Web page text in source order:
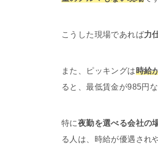
こうした現場であれば力
また、ピッキングは時給
ると、最低賃金が985円
特に夜勤を選べる会社の
る人は、時給が優遇され